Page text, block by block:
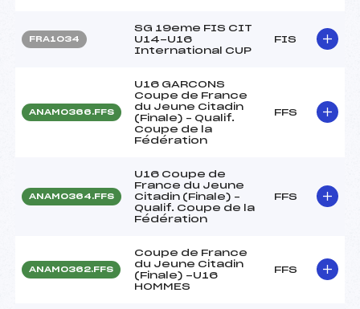
FRA1034
SG 19eme FIS CIT
U14-U16
International CUP
FIS
ANAM0366.FFS
U16 GARCONS
Coupe de France
du Jeune Citadin
(Finale) – Qualif.
Coupe de la
Fédération
FFS
ANAM0364.FFS
U16 Coupe de
France du Jeune
Citadin (Finale) –
Qualif. Coupe de la
Fédération
FFS
ANAM0362.FFS
Coupe de France
du Jeune Citadin
(Finale) -U16
HOMMES
FFS